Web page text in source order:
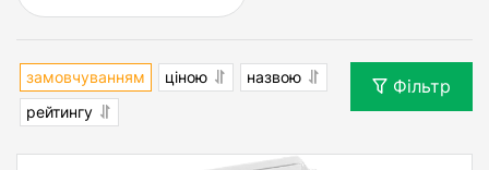
замовчуванням ціною
назвою
рейтингу
Фільтр